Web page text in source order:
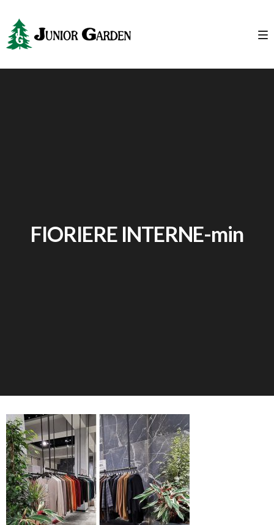
FIORIERE INTERNE-min